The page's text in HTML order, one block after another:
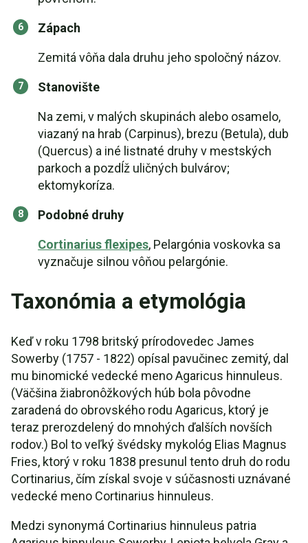
Zápach
Zemitá vôňa dala druhu jeho spoločný názov.
Stanovište
Na zemi, v malých skupinách alebo osamelo,
viazaný na hrab (Carpinus), brezu (Betula), dub
(Quercus) a iné listnaté druhy v mestských
parkoch a pozdĺž uličných bulvárov;
ektomykoríza.
Podobné druhy
Cortinarius flexipes, Pelargónia voskovka sa
vyznačuje silnou vôňou pelargónie.
Taxonómia a etymológia
Keď v roku 1798 britský prírodovedec James
Sowerby (1757 - 1822) opísal pavučinec zemitý, dal
mu binomické vedecké meno Agaricus hinnuleus.
(Väčšina žiabronôžkových húb bola pôvodne
zaradená do obrovského rodu Agaricus, ktorý je
teraz prerozdelený do mnohých ďalších novších
rodov.) Bol to veľký švédsky mykológ Elias Magnus
Fries, ktorý v roku 1838 presunul tento druh do rodu
Cortinarius, čím získal svoje v súčasnosti uznávané
vedecké meno Cortinarius hinnuleus.
Medzi synonymá Cortinarius hinnuleus patria